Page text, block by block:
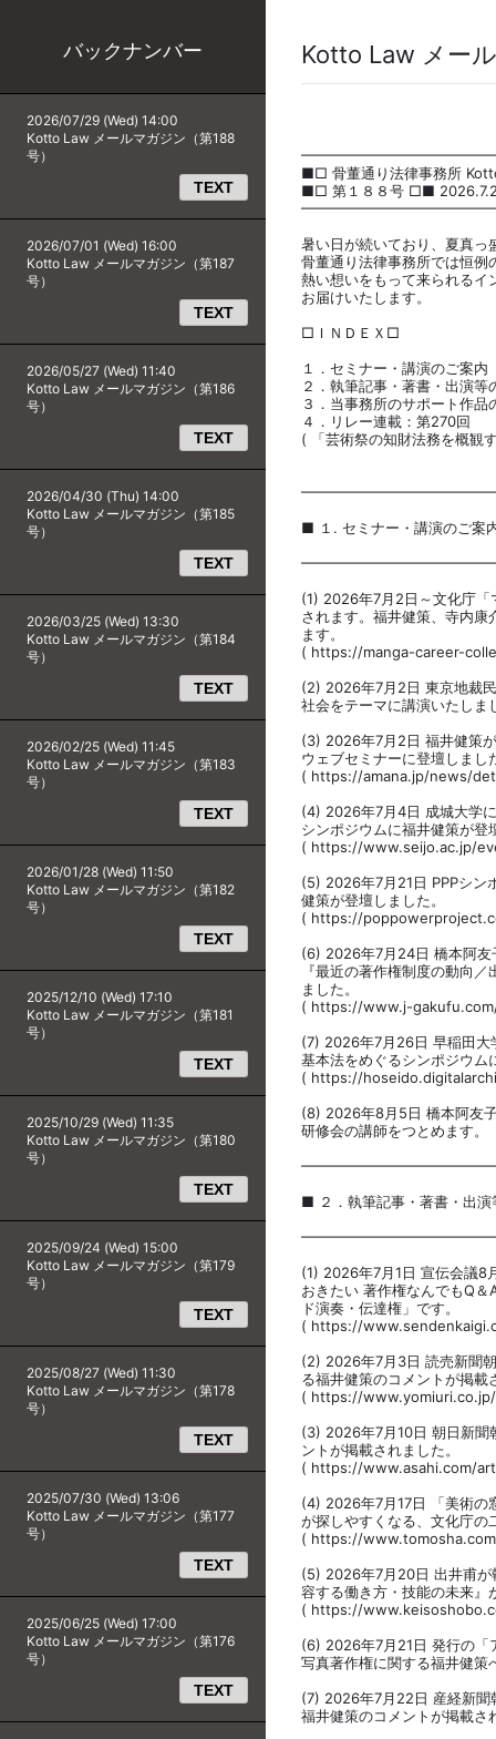
バックナンバー
2026/07/29 (Wed) 14:00
Kotto Law メールマガジン（第188
号）
TEXT
2026/07/01 (Wed) 16:00
Kotto Law メールマガジン（第187
号）
TEXT
2026/05/27 (Wed) 11:40
Kotto Law メールマガジン（第186
号）
TEXT
2026/04/30 (Thu) 14:00
Kotto Law メールマガジン（第185
号）
TEXT
2026/03/25 (Wed) 13:30
Kotto Law メールマガジン（第184
号）
TEXT
2026/02/25 (Wed) 11:45
Kotto Law メールマガジン（第183
号）
TEXT
2026/01/28 (Wed) 11:50
Kotto Law メールマガジン（第182
号）
TEXT
2025/12/10 (Wed) 17:10
Kotto Law メールマガジン（第181
号）
TEXT
2025/10/29 (Wed) 11:35
Kotto Law メールマガジン（第180
号）
TEXT
2025/09/24 (Wed) 15:00
Kotto Law メールマガジン（第179
号）
TEXT
2025/08/27 (Wed) 11:30
Kotto Law メールマガジン（第178
号）
TEXT
2025/07/30 (Wed) 13:06
Kotto Law メールマガジン（第177
号）
TEXT
2025/06/25 (Wed) 17:00
Kotto Law メールマガジン（第176
号）
TEXT
Kotto Law メー
■□ 骨董通り法律事務所
■□ 第１８８号 □■
暑い日が続いており、夏真っ
骨董通り法律事務所では恒例
熱い想いをもって来られるイ
お届けいたします。
□ＩＮＤＥＸ□
１．セミナー・講演のご案内
２．執筆記事・著書・出演等
３．当事務所のサポート作品
４．リレー連載：第270回
( 「芸術祭の知財法務を概観
■ １. セミナー・講演のご案
(1) 2026年7月2日～文化庁「
されます。福井健策、寺内
ます。
( https://manga-career-
(2) 2026年7月2日 東京地裁
社会をテーマに講演いたしま
(3) 2026年7月2日 福井健策
ウェブセミナーに登壇しまし
( https://amana.jp/news/
(4) 2026年7月4日 成城大学
シンポジウムに福井健策が登
( https://www.seijo.ac.jp/
(5) 2026年7月21日 PPPシン
健策が登壇しました。
( https://
(6) 2026年7月24日 橋本阿友
『最近の著作権制度の動向
ました。
( https://www.j-
(7) 2026年7月26日 早稲田大
基本法をめぐるシンポジウム
( https://
(8) 2026年8月5日 橋本阿友
研修会の講師をつとめます。
■ ２．執筆記事・著書・出演
(1) 2026年7月1日 宣伝会議8
おきたい 著作権なんでもQ
ド演奏・伝達権」です。
( https://
(2) 2026年7月3日 読売新聞
る福井健策のコメントが掲載
( https://
(3) 2026年7月10日 朝日新聞
ントが掲載されました。
( https://www.asahi.com/
(4) 2026年7月17日 「美術の
が探しやすくなる、文化庁の
( https://
(5) 2026年7月20日 出井甫が
容する働き方・技能の未来』
( https://
(6) 2026年7月21日 発行の「
写真著作権に関する福井健策
(7) 2026年7月22日 産経新聞
福井健策のコメントが掲載さ